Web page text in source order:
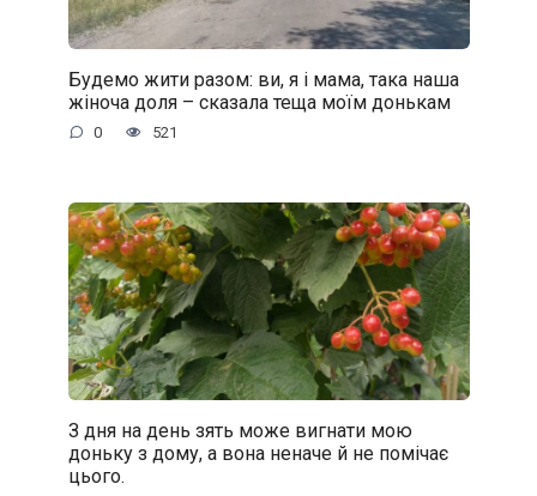
Будемо жити разом: ви, я і мама, така наша
жіноча доля – сказала теща моїм донькам
0 521
З дня на день зять може вигнати мою
доньку з дому, а вона неначе й не помічає
цього.